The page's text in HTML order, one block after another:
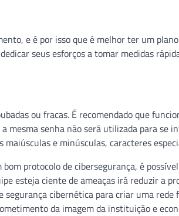
e é por isso que é melhor ter um
seus esforços a tomar medidas
ou fracas. É recomendado que
mesma senha não será utilizada para se
e minúsculas, caracteres
protocolo de cibersegurança, é
esteja ciente de ameaças irá reduzir a
cibernética para criar uma
da imagem da instituição e